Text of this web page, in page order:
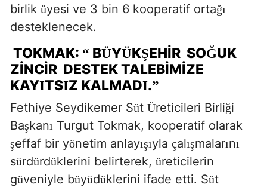
birlik üyesi ve 3 bin 6 kooperatif ortağı
desteklenecek.
TOKMAK: “ BÜYÜKŞEHIR SOĞUK
ZINCIR DESTEK TALEBIMIZE
KAYITSIZ KALMADI.”
Fethiye Seydikemer Süt Üreticileri Birliği
Başkanı Turgut Tokmak, kooperatif olarak
şeffaf bir yönetim anlayışıyla çalışmalarını
sürdürdüklerini belirterek, üreticilerin
güveniyle büyüdüklerini ifade etti. Süt